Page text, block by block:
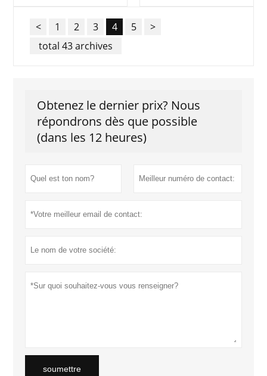
< 1 2 3 4 5
>
total 43 archives
Obtenez le dernier prix? Nous
répondrons dès que possible
(dans les 12 heures)
soumettre